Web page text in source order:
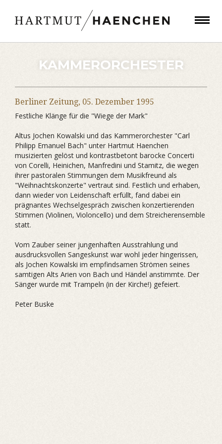
KAMMERORCHESTER
Berliner Zeitung, 05. Dezember 1995
Festliche Klänge für die "Wiege der Mark"
Altus Jochen Kowalski und das Kammerorchester "Carl
Philipp Emanuel Bach" unter Hartmut Haenchen
musizierten gelöst und kontrastbetont barocke Concerti
von Corelli, Heinichen, Manfredini und Stamitz, die wegen
ihrer pastoralen Stimmungen dem Musikfreund als
"Weihnachtskonzerte" vertraut sind. Festlich und erhaben,
dann wieder von Leidenschaft erfüllt, fand dabei ein
prägnantes Wechselgespräch zwischen konzertierenden
Stimmen (Violinen, Violoncello) und dem Streicherensemble
statt.
Vom Zauber seiner jungenhaften Ausstrahlung und
ausdrucksvollen Sangeskunst war wohl jeder hingerissen,
als Jochen Kowalski im empfindsamen Strömen seines
samtigen Alts Arien von Bach und Händel anstimmte. Der
Sänger wurde mit Trampeln (in der Kirche!) gefeiert.
Peter Buske